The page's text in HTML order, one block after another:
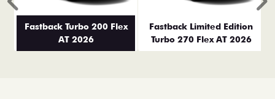
Fastback Turbo 200 Flex
AT 2026
Fastback Limited Edition
Turbo 270 Flex AT 2026
Anterior